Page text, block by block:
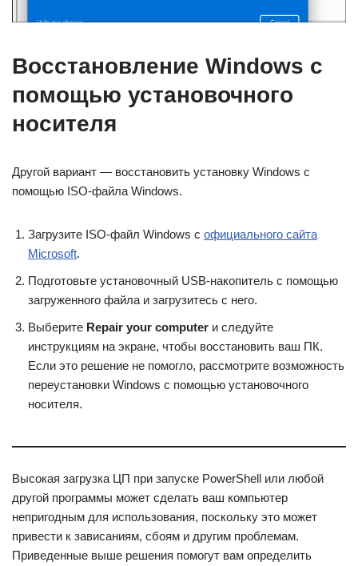
Восстановление Windows с
помощью установочного
носителя
Другой вариант — восстановить установку Windows с
помощью ISO-файла Windows.
Загрузите ISO-файл Windows с официального сайта
Microsoft.
Подготовьте установочный USB-накопитель с помощью
загруженного файла и загрузитесь с него.
Выберите Repair your computer и следуйте
инструкциям на экране, чтобы восстановить ваш ПК.
Если это решение не помогло, рассмотрите возможность
переустановки Windows с помощью установочного
носителя.
Высокая загрузка ЦП при запуске PowerShell или любой
другой программы может сделать ваш компьютер
непригодным для использования, поскольку это может
привести к зависаниям, сбоям и другим проблемам.
Приведенные выше решения помогут вам определить